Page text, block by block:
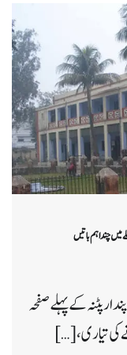
میں چند اہم باتیں
روزنامہ پندار پٹنہ کے پہلے صفحہ
کی تیاری ، […]